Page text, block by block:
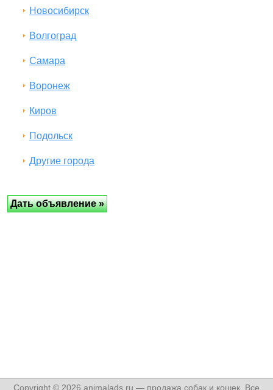
Новосибирск
Волгоград
Самара
Воронеж
Киров
Подольск
Другие города
Copyright © 2026 animalads.ru — продажа собак и кошек, Все